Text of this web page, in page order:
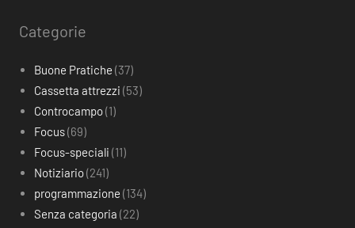
Categorie
Buone Pratiche (37)
Cassetta attrezzi (53)
Controcampo(1)
Focus(69)
Focus-speciali (11)
Notiziario(241)
programmazione (134)
Senza categoria (22)